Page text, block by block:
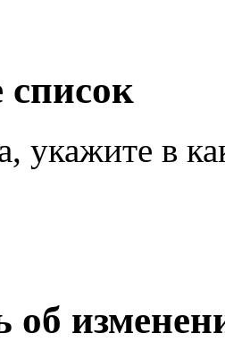
укажите в
об